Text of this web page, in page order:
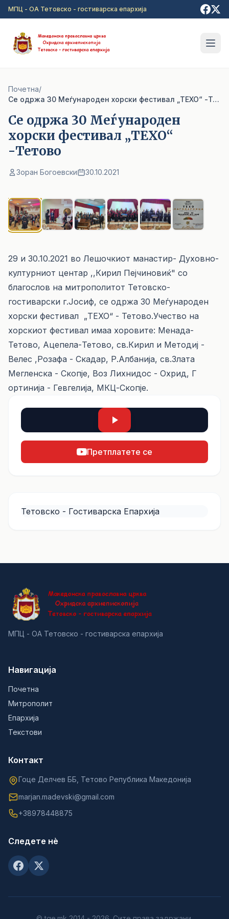
Прејди на главна содржина
МПЦ - ОА Тетовско - гостиварска епархија
Почетна/
Cе одржа 30 Меѓународен хорски фестивал „ТЕХО“ -Тетово
Cе одржа 30 Меѓународен
хорски фестивал „ТЕХО“
-Тетово
Зоран Богоевски 30.10.2021
29 и 30.10.2021 во Лешочкиот манастир- Духовно-
културниот центар ,,Кирил Пејчиновиќ" со
благослов на митрополитот Тетовско-
гостиварски г.Јосиф, се одржа 30 Меѓународен
хорски фестивал „ТЕХО“ - Тетово.Учество на
хорскиот фестивал имаа хоровите: Менада-
Тетово, Ацепела-Тетово, св.Кирил и Методиј -
Велес ,Розафа - Скадар, Р.Албанија, св.Злата
Мегленска - Скопје, Воз Лихнидос - Охрид, Г
ортинија - Гевгелија, МКЦ-Скопје.
Претплатете се
Тетовско - Гостиварска Епархија
МПЦ - ОА Тетовско - гостиварска епархија
Навигација
Почетна
Митрополит
Епархија
Текстови
Контакт
Гоце Делчев ББ, Тетово Република Македонија
marjan.madevski@gmail.com
+38978448875
Следете нè